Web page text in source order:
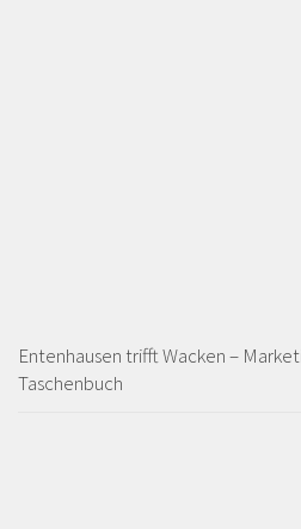
Entenhausen trifft Wacken –
Taschenbuch